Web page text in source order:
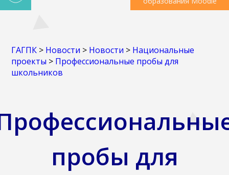
ГАГПК > Новости > Новости > Национальные
проекты > Профессиональные пробы для
школьников
пробы для